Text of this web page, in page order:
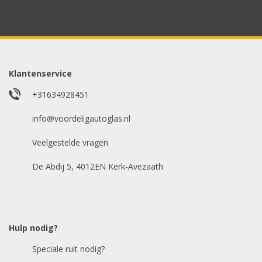
Model auto
E-mailadres *
Klantenservice
+31634928451
info@voordeligautoglas.nl
Veelgestelde vragen
De Abdij 5, 4012EN Kerk-Avezaath
Hulp nodig?
Speciale ruit nodig?